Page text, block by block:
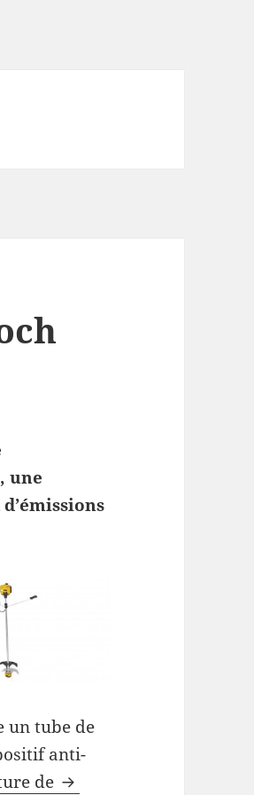
une
un tube de
anti-
de Débroussailleuse Mc